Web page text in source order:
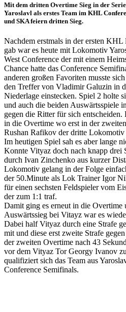
Mit dem dritten Overtime Sieg in der
Yaroslavl als erstes Team im KHL
und SKA feiern dritten Sieg.
Nachdem erstmals in der ersten
gab war es heute mit Lokomotiv
West Conference der mit einem
Chance hatte das Conference
anderen großen Favoriten musste
den Treffer von Vladimir Galuzin in
Niederlage einstecken. Spiel 2 holte
und auch die beiden Auswärtsspiele
gegen die Ritter für sich
in die Overtime wo erst in der
Rushan Rafikov der dritte Lokomotiv
Im heutigen Spiel sah es aber lange
Konnte Vityaz doch nach knapp drei
durch Ivan Zinchenko aus kurzer
Lokomotiv gelang in der Folge
der 50.Minute als Lok Trainer Igor
für einen sechsten Feldspieler vom
der zum 1:1 traf.
Damit ging es erneut in die Overtime
Auswärtssieg bei Vitayz war es
Dabei half Vityaz durch eine Strafe
mit und diese erst zweite Strafe
der zweiten Overtime nach 43
vor dem Vityaz Tor Georgy Ivanov
qualifiziert sich das Team aus
Conference Semifinals.